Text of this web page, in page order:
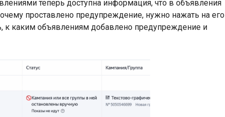
теперь доступна информация, что в объявления
проставлено предупреждение, нужно нажать на его
к каким объявлениям добавлено предупреждение и